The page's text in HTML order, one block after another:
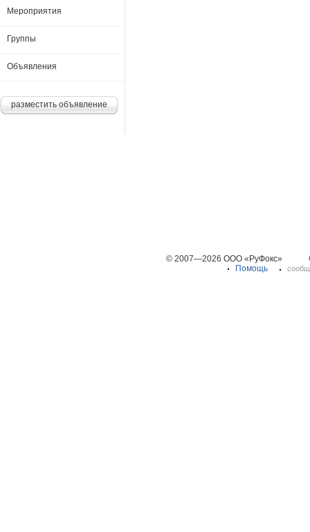
Мероприятия
Группы
Объявления
разместить объявление
© 2007—2026 ООО «РуФокс»
Помощь